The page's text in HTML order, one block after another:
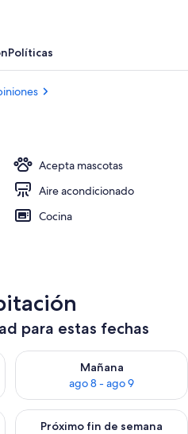
Lobby
Políticas
Acepta mascotas
Aire acondicionado
Cocina
para estas fechas
hoy ago 7 - ago 8
Mañana
ago 8 - ago 9
Consulta la disponibilidad
este fin de semana ago 7 -
Próximo fin de semana
Consulta la disponibilidad